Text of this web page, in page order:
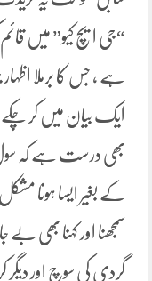
“جی ایچ کیو” میں
ایک بیان میں کر چکے
بھی درست ہے کہ سول
کے بغیر ایسا ہونا
سمجھنا اور کہنا
گردی کی سوچ اور دیگر